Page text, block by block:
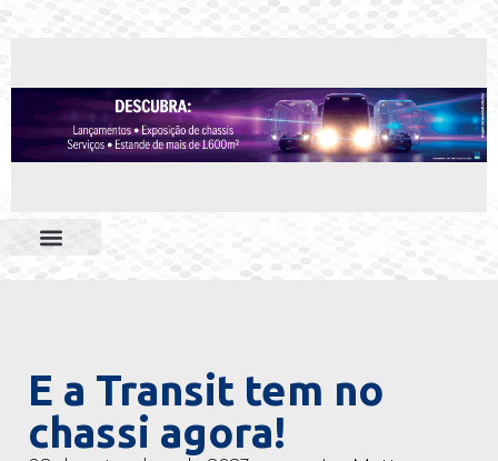
E a Transit tem no
chassi agora!